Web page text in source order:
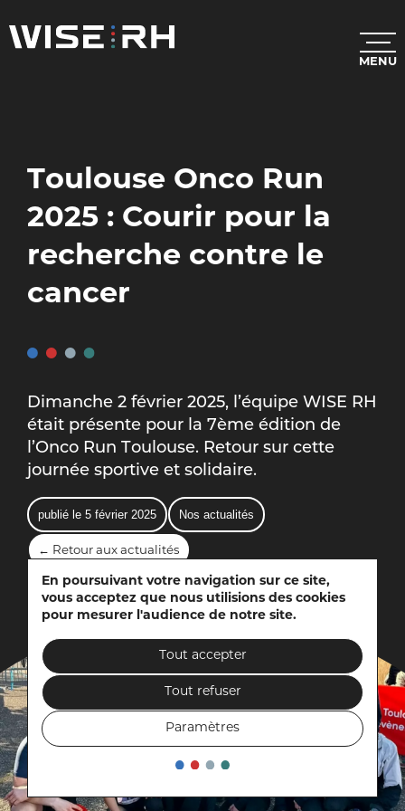
MENU
Toulouse Onco Run
2025 : Courir pour la
recherche contre le
cancer
Dimanche 2 février 2025, l’équipe WISE RH
était présente pour la 7ème édition de
l’Onco Run Toulouse. Retour sur cette
journée sportive et solidaire.
publié le 5 février 2025 Nos actualités
← Retour aux actualités
En poursuivant votre navigation sur ce site,
vous acceptez que nous utilisions des cookies
pour mesurer l'audience de notre site.
Tout accepter
Tout refuser
Paramètres